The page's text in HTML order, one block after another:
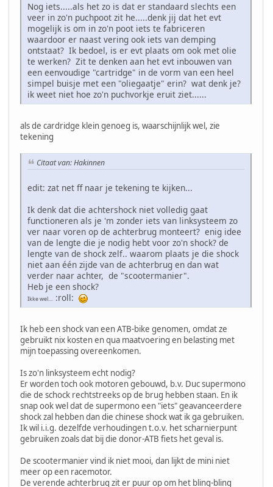
Nog iets.....als het zo is dat er standaard slechts een
veer in zo'n puchpoot zit he.....denk jij dat het evt
mogelijk is om in zo'n poot iets te fabriceren
waardoor er naast vering ook iets van demping
ontstaat? Ik bedoel, is er evt plaats om ook met olie
te werken? Zit te denken aan het evt inbouwen van
een eenvoudige "cartridge" in de vorm van een heel
simpel buisje met een "oliegaatje" erin? wat denk je?
ik weet niet hoe zo'n puchvorkje eruit ziet......
als de cardridge klein genoeg is, waarschijnlijk wel, zie
tekening
Citaat van: Hakinnen
edit: zat net ff naar je tekening te kijken...
Ik denk dat die achtershock niet volledig gaat
functioneren als je 'm zonder iets van linksysteem zo
ver naar voren op de achterbrug monteert? enig idee
van de lengte die je nodig hebt voor zo'n shock? de
lengte van de shock zelf.. waarom plaats je die shock
niet aan één zijde van de achterbrug en dan wat
verder naar achter, de "scootermanier".
Heb je een shock?
Ikke wel.... :roll:
Ik heb een shock van een ATB-bike genomen, omdat ze
gebruikt nix kosten en qua maatvoering en belasting met
mijn toepassing overeenkomen.
Is zo'n linksysteem echt nodig?
Er worden toch ook motoren gebouwd, b.v. Duc supermono
die de schock rechtstreeks op de brug hebben staan. En ik
snap ook wel dat de supermono een "iets" geavanceerdere
shock zal hebben dan die chinese shock wat ik ga gebruiken.
Ik wil i.i.g. dezelfde verhoudingen t.o.v. het scharnierpunt
gebruiken zoals dat bij die donor-ATB fiets het geval is.
De scootermanier vind ik niet mooi, dan lijkt de mini niet
meer op een racemotor.
De verende achterbrug zit er puur op om het bling-bling